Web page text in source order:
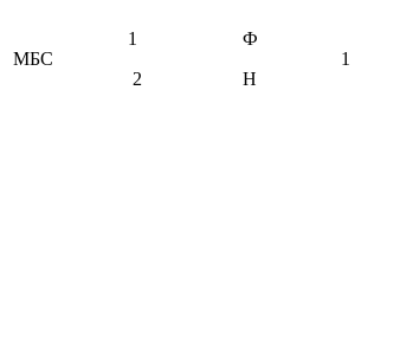
МБС
1
2
Ф
Н
1